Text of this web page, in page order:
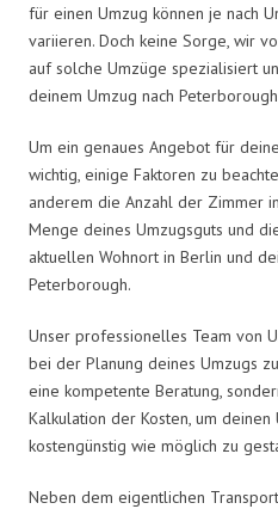
für einen Umzug können je nach
variieren. Doch keine Sorge, wir
auf solche Umzüge spezialisiert
deinem Umzug nach
Um ein genaues Angebot für
wichtig, einige Faktoren zu
anderem die Anzahl der Zimmer
Menge deines Umzugsguts und
aktuellen Wohnort in Berlin und
Peterborough.
Unser professionelles Team von
bei der Planung deines Umzugs
eine kompetente Beratung,
Kalkulation der Kosten, um
kostengünstig wie möglich zu
Neben dem eigentlichen